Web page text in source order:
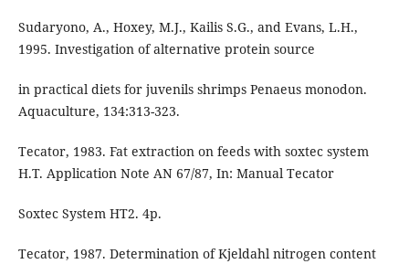
Sudaryono, A., Hoxey, M.J., Kailis S.G., and Evans, L.H.,
1995. Investigation of alternative protein source
in practical diets for juvenils shrimps Penaeus monodon.
Aquaculture, 134:313-323.
Tecator, 1983. Fat extraction on feeds with soxtec system
H.T. Application Note AN 67/87, In: Manual Tecator
Soxtec System HT2. 4p.
Tecator, 1987. Determination of Kjeldahl nitrogen content